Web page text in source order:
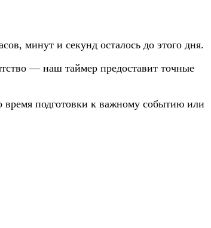
минут и секунд осталось до этого дня.
— наш таймер предоставит точные
время подготовки к важному событию или